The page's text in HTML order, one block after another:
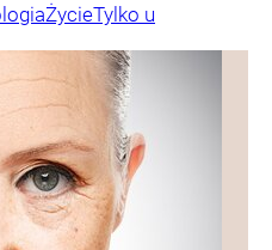
ŻycieTylko u